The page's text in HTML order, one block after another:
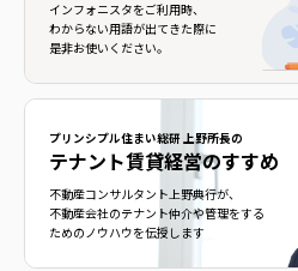
インフォニスタをご利用時、
わからない用語が出てきた際に
是非お使いください。
プリンシプル住まい総研 上野所長の
テナント賃貸経営のすすめ
不動産コンサルタント上野典行が、
不動産会社のテナント仲介や管理をする
ためのノウハウを伝授します